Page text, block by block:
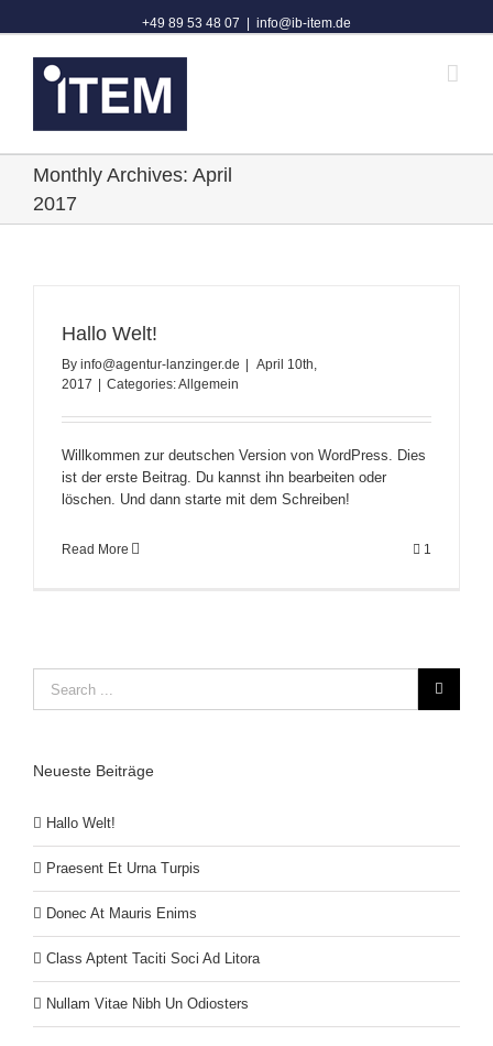
+49 89 53 48 07 info@ib-item.de
Monthly Archives: April
2017
Hallo Welt!
By info@agentur-lanzinger.de
April 10th,
2017
Categories:Allgemein
Willkommen zur deutschen Version von WordPress. Dies
ist der erste Beitrag. Du kannst ihn bearbeiten oder
löschen. Und dann starte mit dem Schreiben!
Read More 1
Neueste Beiträge
Hallo Welt!
Praesent Et Urna Turpis
Donec At Mauris Enims
Class Aptent Taciti Soci Ad Litora
Nullam Vitae Nibh Un Odiosters